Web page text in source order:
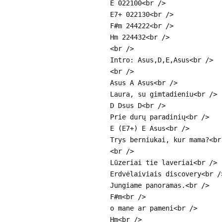
E 022100<br />
E7+ 022130<br />
F#m 244222<br />
Hm 224432<br />
<br />
Intro: Asus,D,E,Asus<br />
<br />
Asus A Asus<br />
Laura, su gimtadieniu<br />
D Dsus D<br />
Prie durų paradinių<br />
E (E7+) E Asus<br />
Trys berniukai, kur
<br />
Lūzeriai tie laveriai<br />
Erdvėlaiviais discovery<br /
Jungiame panoramas.<br />
F#m<br />
o mane ar pameni<br />
Hm<br />